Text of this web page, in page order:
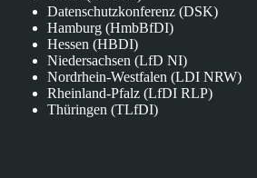
Datenschutzkonferenz (DSK)
Hamburg (HmbBfDI)
Hessen (HBDI)
Niedersachsen (LfD NI)
Nordrhein-Westfalen (LDI NRW)
Rheinland-Pfalz (LfDI RLP)
Thüringen (TLfDI)